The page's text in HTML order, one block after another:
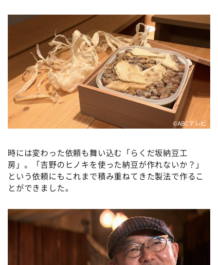
©ABCテレビ
時には変わった依頼も舞い込む「らくだ坂納豆工
房」。「吉野のヒノキを使った納豆が作れないか？」
という依頼にもこれまで積み重ねてきた製法で作るこ
とができました。